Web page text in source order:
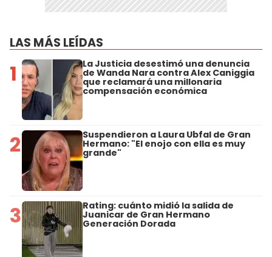
LAS MÁS LEÍDAS
1 La Justicia desestimó una denuncia
de Wanda Nara contra Alex Caniggia
que reclamará una millonaria
compensación económica
2 Suspendieron a Laura Ubfal de Gran
Hermano: "El enojo con ella es muy
grande"
3 Rating: cuánto midió la salida de
Juanicar de Gran Hermano
Generación Dorada